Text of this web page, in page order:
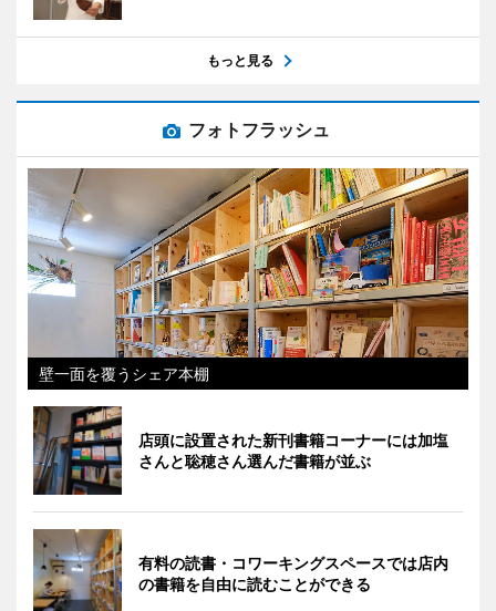
もっと見る
フォトフラッシュ
壁一面を覆うシェア本棚
店頭に設置された新刊書籍コーナーには加塩
さんと聡穂さん選んだ書籍が並ぶ
有料の読書・コワーキングスペースでは店内
の書籍を自由に読むことができる